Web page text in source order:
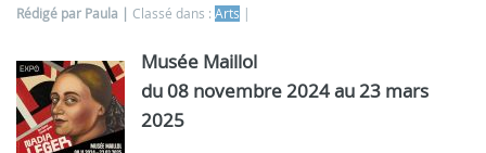
Rédigé par Paula Classé dans : Arts
Musée Maillol
du 08 novembre 2024 au 23 mars
2025